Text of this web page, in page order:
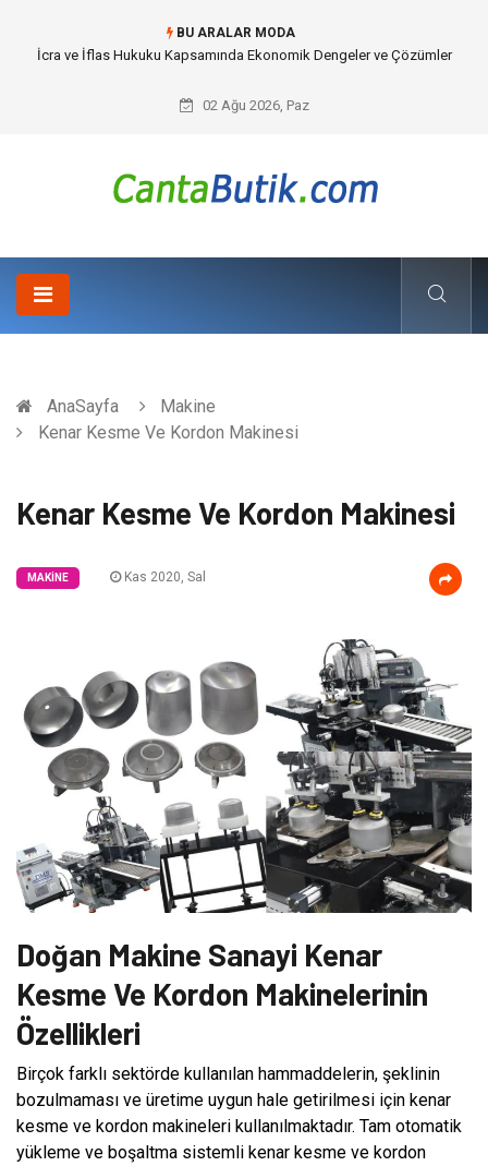
BU ARALAR MODA
Cybersecurity Solutions (Siber Güvenlik Çözümleri) ve Dijital Altyapıda
02 Ağu 2026, Paz
AnaSayfa
Makine
Kenar Kesme Ve Kordon Makinesi
Kenar Kesme Ve Kordon Makinesi
MAKINE Kas 2020, Sal
Doğan Makine Sanayi Kenar
Kesme Ve Kordon Makinelerinin
Özellikleri
Birçok farklı sektörde kullanılan hammaddelerin, şeklinin
bozulmaması ve üretime uygun hale getirilmesi için kenar
kesme ve kordon makineleri kullanılmaktadır. Tam otomatik
yükleme ve boşaltma sistemli kenar kesme ve kordon